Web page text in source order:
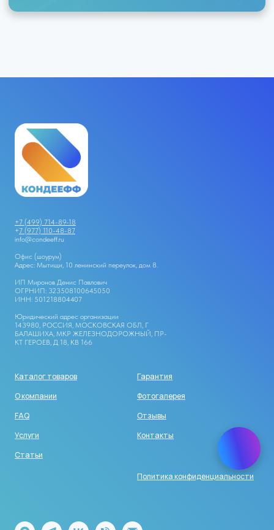
+7 (499) 714-89-18
+7 (977) 110-48-87
info@condeeff.ru
Офис (шоурум)
Адрес: Мытищи, 10 ленинский переулок, дом 8.
ИП Миронов Денис Павлович
ОГРНИП: 323508100645050
ИНН: 501218804407
Юридический адрес организации
143980, РОССИЯ, МОСКОВСКАЯ ОБЛ, Г
БАЛАШИХА, МКР ЖЕЛЕЗНОДОРОЖНЫЙ, ПР-
КТ ГЕРОЕВ, Д 18, КВ 166
Каталог товаров
О компании
FAQ
Услуги
Статьи
Гарантия
Фотогалерея
Отзывы
Контакты
Политика конфиденциальности